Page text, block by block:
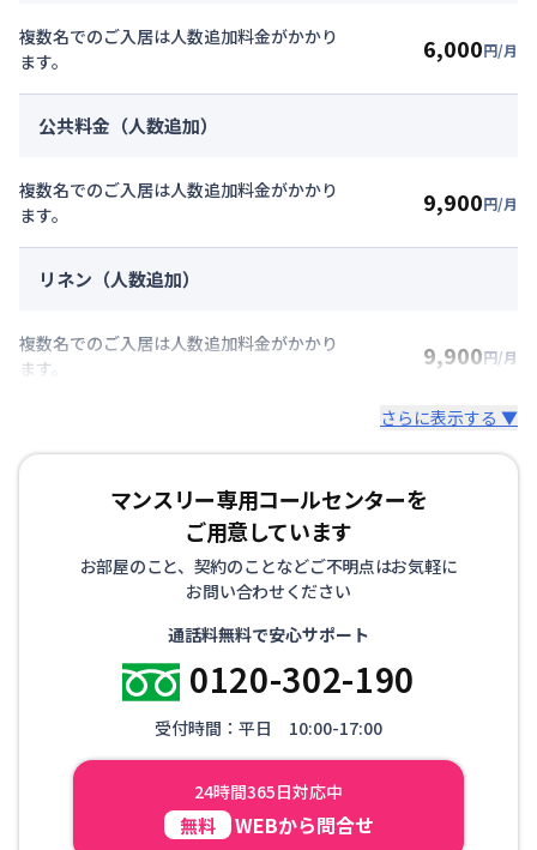
複数名でのご入居は人数追加料金がかかり
ます。
6,000円/月
公共料金（人数追加）
複数名でのご入居は人数追加料金がかかり
ます。
9,900円/月
リネン（人数追加）
複数名でのご入居は人数追加料金がかかり
ます。
9,900円/月
さらに表示する ▼
マンスリー専用コールセンターを
ご用意しています
お部屋のこと、契約のことなどご不明点はお気軽に
お問い合わせください
通話料無料で安心サポート
0120-302-190
受付時間：平日 10:00-17:00
24時間365日対応中
無料 WEBから問合せ